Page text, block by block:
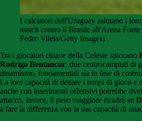
I calciatori dell'Uruguay salutano i
match contro il Brasile all'Arena
Pedro Vilela/Getty Images)
Tra i giocatori chiave della Celeste spiccano
Rodrigo Bentancur, due centrocampisti di
dinamismo, fondamentali sia in fase di
La loro capacità di dettare i tempi di gioco e
anche con inserimenti offensivi potrebbe
attacco, invece, il peso maggiore ricadrà su
a fare la differenza con la sua capacità di